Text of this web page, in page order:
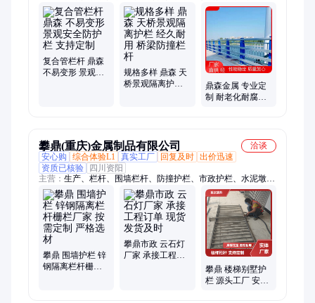
护栏、桥梁防撞护栏、防撞栏杆
复合管栏杆 鼎森
不易变形 景观安
规格多样 鼎森 天
桥景观隔离护栏
鼎森金属 专业定
制 耐老化耐腐蚀
攀鼎(重庆)金属制品有限公司
洽谈
安心购
综合体验L1 真实工厂 回复及时 出价迅速
资质已核验
四川资阳
主营： 生产、栏杆、围墙栏杆、防撞护栏、市政护栏、水泥墩护
栏、波形护栏、隔离护栏、花箱护栏、桥梁护栏、人行道护栏、
庭院灯、楼梯栏杆、围网围栏
攀鼎 围墙护栏 锌
钢隔离栏杆栅栏
攀鼎市政 云石灯
厂家 承接工程订
攀鼎 楼梯别墅护
栏 源头工厂 安装